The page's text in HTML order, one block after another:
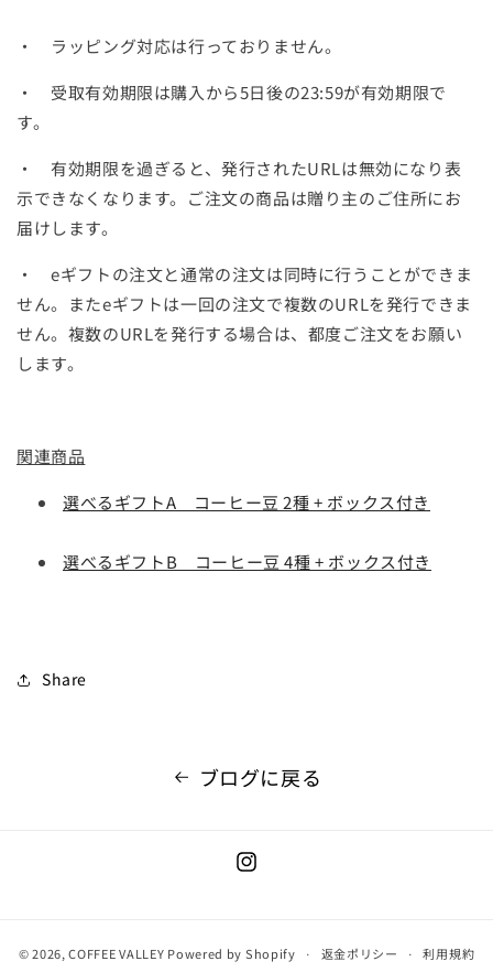
・ ラッピング対応は行っておりません。
・ 受取有効期限は購入から5日後の23:59が有効期限で
す。
・ 有効期限を過ぎると、発行されたURLは無効になり表
示できなくなります。ご注文の商品は贈り主のご住所にお
届けします。
・ eギフトの注文と通常の注文は同時に行うことができま
せん。またeギフトは一回の注文で複数のURLを発行できま
せん。複数のURLを発行する場合は、都度ご注文をお願い
します。
関連商品
選べるギフトA コーヒー豆 2種 + ボックス付き
選べるギフトB コーヒー豆 4種 + ボックス付き
Share
ブログに戻る
Instagram
© 2026,COFFEE VALLEY Powered by Shopify 返金ポリシー 利用規約